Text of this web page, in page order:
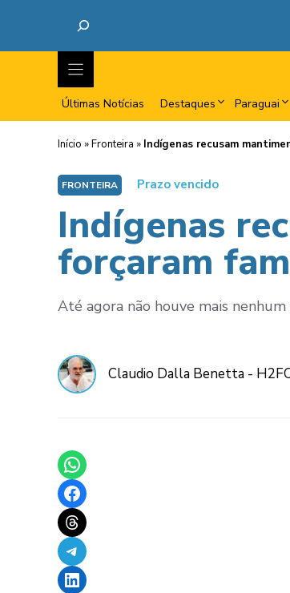
Últimas Notícias Destaques Paraguai
Início »Fronteira » Indígenas recusam
FRONTEIRA Prazo vencido
Indígenas
forçaram
Até agora não houve mais
Claudio Dalla Benetta -
Share on WhatsApp
Share on Facebook
Share on Threads
Share on Telegram
Share on LinkedIn